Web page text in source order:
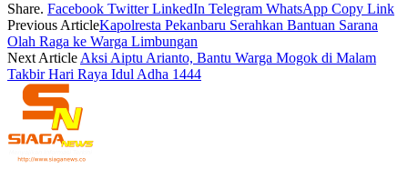
Share. Facebook Twitter LinkedIn Telegram WhatsApp Copy Link
Previous ArticleKapolresta Pekanbaru Serahkan Bantuan Sarana
Olah Raga ke Warga Limbungan
Next Article Aksi Aiptu Arianto, Bantu Warga Mogok di Malam
Takbir Hari Raya Idul Adha 1444